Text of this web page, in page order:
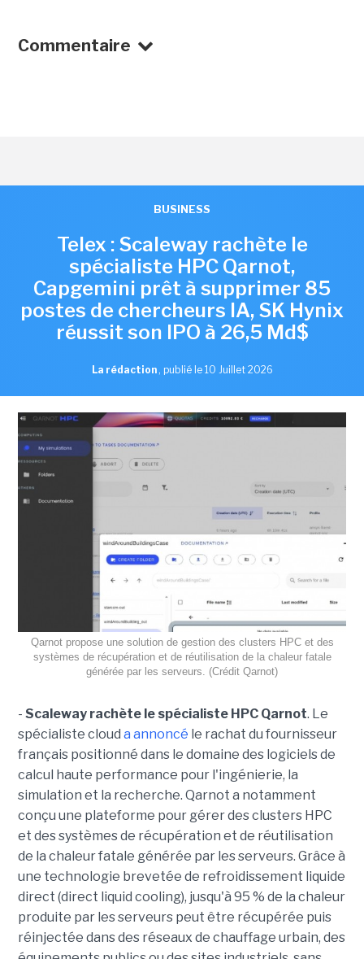
Commentaire
BUSINESS
Telex : Scaleway rachète le
spécialiste HPC Qarnot,
Capgemini prêt à supprimer 85
postes de chercheurs IA, SK Hynix
réussit son IPO à 26,5 Md$
La rédaction , publié le 10 Juillet 2026
Qarnot propose une solution de gestion des clusters HPC et des
systèmes de récupération et de réutilisation de la chaleur fatale
générée par les serveurs. (Crédit Qarnot)
- Scaleway rachète le spécialiste HPC Qarnot. Le
spécialiste cloud a annoncé le rachat du fournisseur
français positionné dans le domaine des logiciels de
calcul haute performance pour l'ingénierie, la
simulation et la recherche. Qarnot a notamment
conçu une plateforme pour gérer des clusters HPC
et des systèmes de récupération et de réutilisation
de la chaleur fatale générée par les serveurs. Grâce à
une technologie brevetée de refroidissement liquide
direct (direct liquid cooling), jusqu'à 95 % de la chaleur
produite par les serveurs peut être récupérée puis
réinjectée dans des réseaux de chauffage urbain, des